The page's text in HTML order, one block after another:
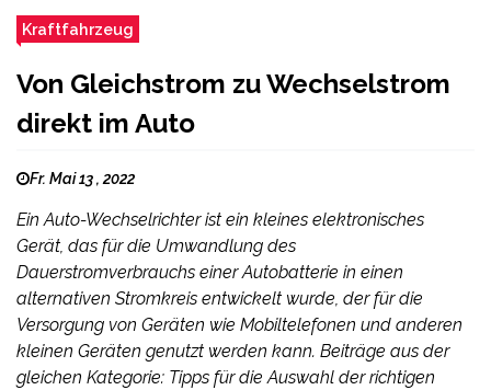
Kraftfahrzeug
Von Gleichstrom zu Wechselstrom
direkt im Auto
Fr. Mai 13 , 2022
Ein Auto-Wechselrichter ist ein kleines elektronisches
Gerät, das für die Umwandlung des
Dauerstromverbrauchs einer Autobatterie in einen
alternativen Stromkreis entwickelt wurde, der für die
Versorgung von Geräten wie Mobiltelefonen und anderen
kleinen Geräten genutzt werden kann. Beiträge aus der
gleichen Kategorie: Tipps für die Auswahl der richtigen